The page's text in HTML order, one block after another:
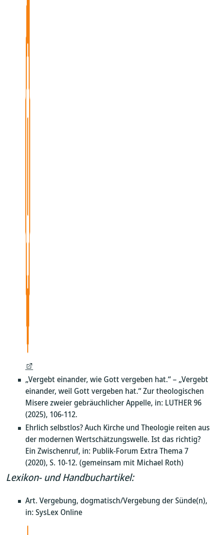
„Vergebt einander, wie Gott vergeben hat.“ – „Vergebt
einander, weil Gott vergeben hat.“ Zur theologischen
Misere zweier gebräuchlicher Appelle, in: LUTHER 96
(2025), 106-112.
Ehrlich selbstlos? Auch Kirche und Theologie reiten aus
der modernen Wertschätzungswelle. Ist das richtig?
Ein Zwischenruf, in: Publik-Forum Extra Thema 7
(2020), S. 10-12. (gemeinsam mit Michael Roth)
Lexikon- und Handbuchartikel:
Art. Vergebung, dogmatisch/Vergebung der Sünde(n),
in: SysLex Online